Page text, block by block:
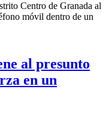
Centro de Granada al
móvil dentro de un
al presunto
en un